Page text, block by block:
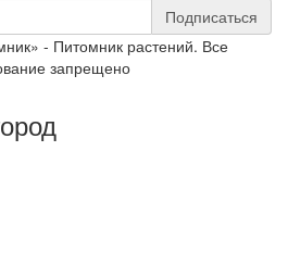
Подписаться
- Питомник растений. Все
запрещено